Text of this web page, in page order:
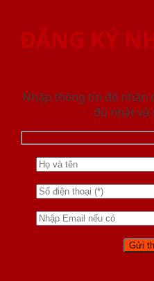
ĐĂNG KÝ
Nhập thông tin để nhận
đủ nhất và